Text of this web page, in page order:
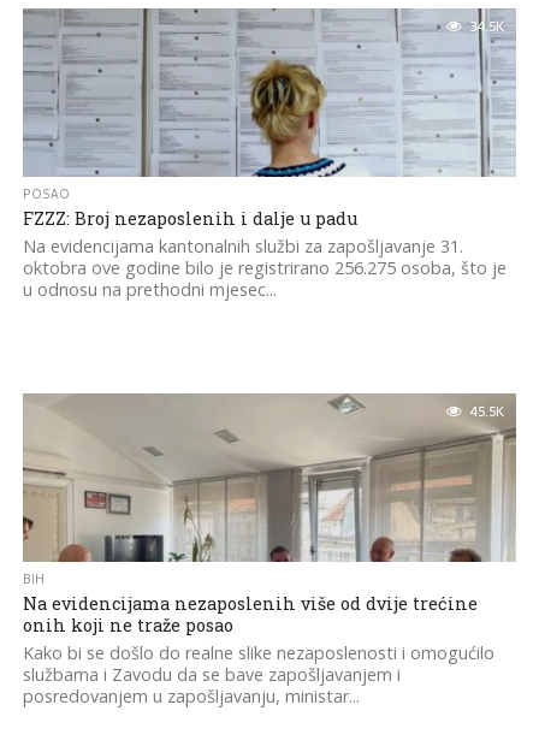
34.5K
POSAO
FZZZ: Broj nezaposlenih i dalje u padu
Na evidencijama kantonalnih službi za zapošljavanje 31.
oktobra ove godine bilo je registrirano 256.275 osoba, što je
u odnosu na prethodni mjesec...
45.5K
BIH
Na evidencijama nezaposlenih više od dvije trećine
onih koji ne traže posao
Kako bi se došlo do realne slike nezaposlenosti i omogućilo
službama i Zavodu da se bave zapošljavanjem i
posredovanjem u zapošljavanju, ministar...